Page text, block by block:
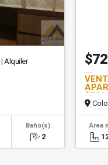
| Alquiler
Baño(s)
2
Área